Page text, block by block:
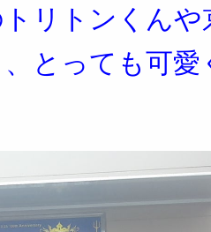
リトンくん
とっても可愛